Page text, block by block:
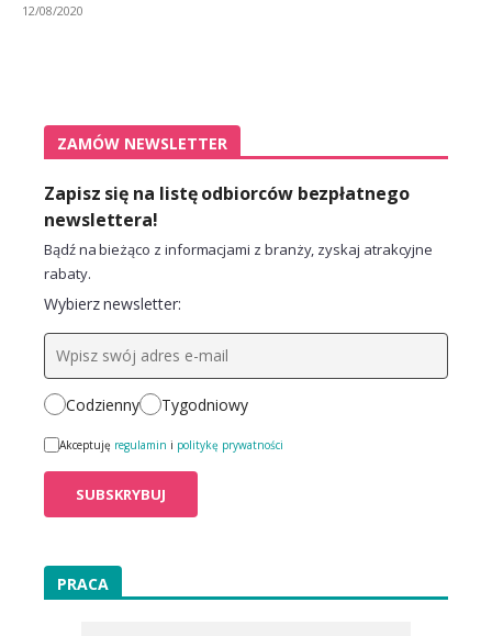
12/08/2020
ZAMÓW NEWSLETTER
Zapisz się na listę odbiorców bezpłatnego
newslettera!
Bądź na bieżąco z informacjami z branży, zyskaj atrakcyjne
rabaty.
Wybierz newsletter:
Codzienny Tygodniowy
Akceptuję regulamin i politykę prywatności
PRACA